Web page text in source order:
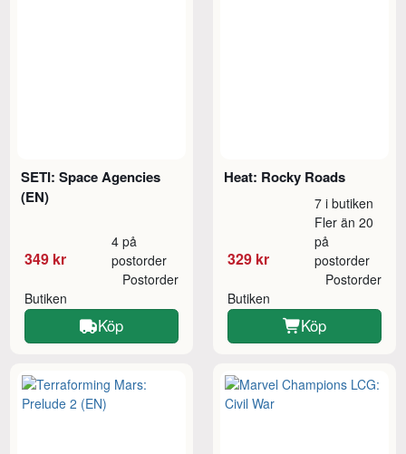
SETI: Space Agencies
(EN)
349 kr
4 på
postorder
Butiken
Postorder
Köp
Heat: Rocky Roads
329 kr
7 i butiken
Fler än 20
på
postorder
Butiken
Postorder
Köp